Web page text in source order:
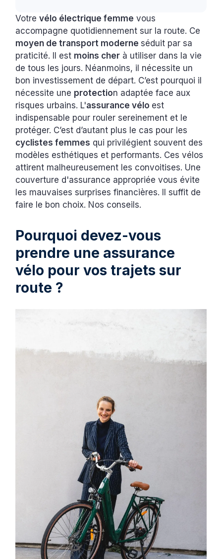
Votrevélo électrique femme vous
accompagne quotidiennement sur la route. Ce
moyen de transport moderneséduit par sa
praticité. Il est moins cher à utiliser dans la vie
de tous les jours. Néanmoins, il nécessite un
bon investissement de départ. C’est pourquoi il
nécessite une protection adaptée face aux
risques urbains. L'assurance vélo est
indispensable pour rouler sereinement et le
protéger. C’est d’autant plus le cas pour les
cyclistes femmes qui privilégient souvent des
modèles esthétiques et performants. Ces vélos
attirent malheureusement les convoitises. Une
couverture d'assurance appropriée vous évite
les mauvaises surprises financières. Il suffit de
faire le bon choix. Nos conseils.
Pourquoi devez-vous
prendre une assurance
vélo pour vos trajets sur
route ?